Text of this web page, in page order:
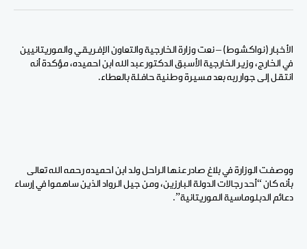
الفيسبوكPinterest
لينكد WhatsApp
الإيميل
الأخبار (نواكشوط) – نعت وزارة الخارجية والتعاون الإفريقي والموريتانيين
في الخارج، وزير الخارجية الأسبق الدكتور عبد الله ابن احميده، مؤكدة أنه
انتقل إلى جوار ربه بعد مسيرة وطنية حافلة بالعطاء.
ووصفت الوزارة في بلاغ صادر عنها الراحل ولد ابن احميده رحمه الله تعالى
بأنه كان “أحد رجالات الدولة البارزين، ومن جيل الرواد الذين ساهموا في إرساء
دعائم الدبلوماسية الموريتانية”.